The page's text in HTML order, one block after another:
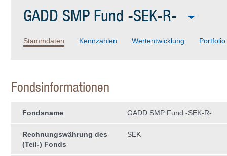
GADD SMP Fund -SEK-R-
Stammdaten Kennzahlen Wertentwicklung Portfolio
Fondsinformationen
Fondsname GADD SMP Fund -SEK-R-
Rechnungswährung des
(Teil-) Fonds
SEK